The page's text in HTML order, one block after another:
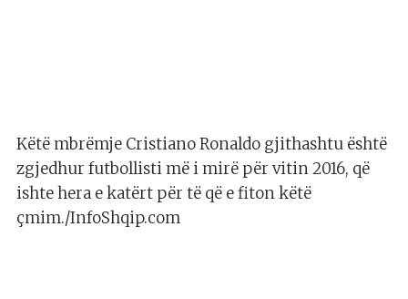
Këtë mbrëmje Cristiano Ronaldo gjithashtu është
zgjedhur futbollisti më i mirë për vitin 2016, që
ishte hera e katërt për të që e fiton këtë
çmim./InfoShqip.com